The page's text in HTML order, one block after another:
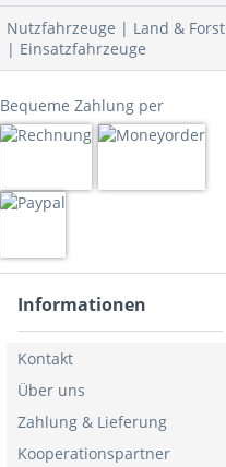
Nutzfahrzeuge | Land & Forst
| Einsatzfahrzeuge
Bequeme Zahlung per
Informationen
Kontakt
Über uns
Zahlung & Lieferung
Kooperationspartner